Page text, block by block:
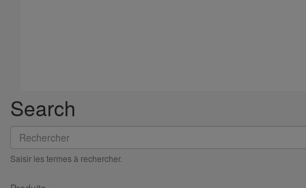
Search
Rechercher
Saisir les termes à rechercher.